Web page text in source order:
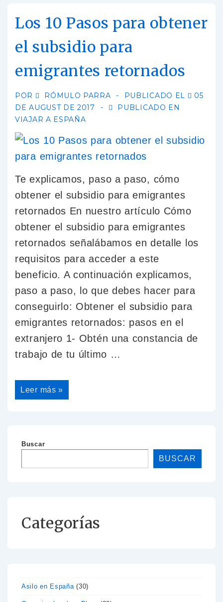
Los 10 Pasos para obtener
el subsidio para
emigrantes retornados
POR RÓMULO PARRA PUBLICADO EL
05
DE AUGUST DE 2017
PUBLICADO EN
VIAJAR A ESPAÑA
Te explicamos, paso a paso, cómo
obtener el subsidio para emigrantes
retornados En nuestro artículo Cómo
obtener el subsidio para emigrantes
retornados señalábamos en detalle los
requisitos para acceder a este
beneficio. A continuación explicamos,
paso a paso, lo que debes hacer para
conseguirlo: Obtener el subsidio para
emigrantes retornados: pasos en el
extranjero 1- Obtén una constancia de
trabajo de tu último …
Leer más »
Buscar
BUSCAR
Categorías
Asilo en España(30)